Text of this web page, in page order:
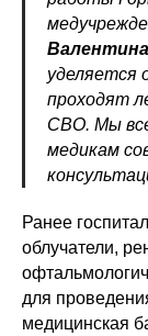
уделяется
проходят
СВО. Мы
медикам
Ранее
облучатели,
для
медицинская